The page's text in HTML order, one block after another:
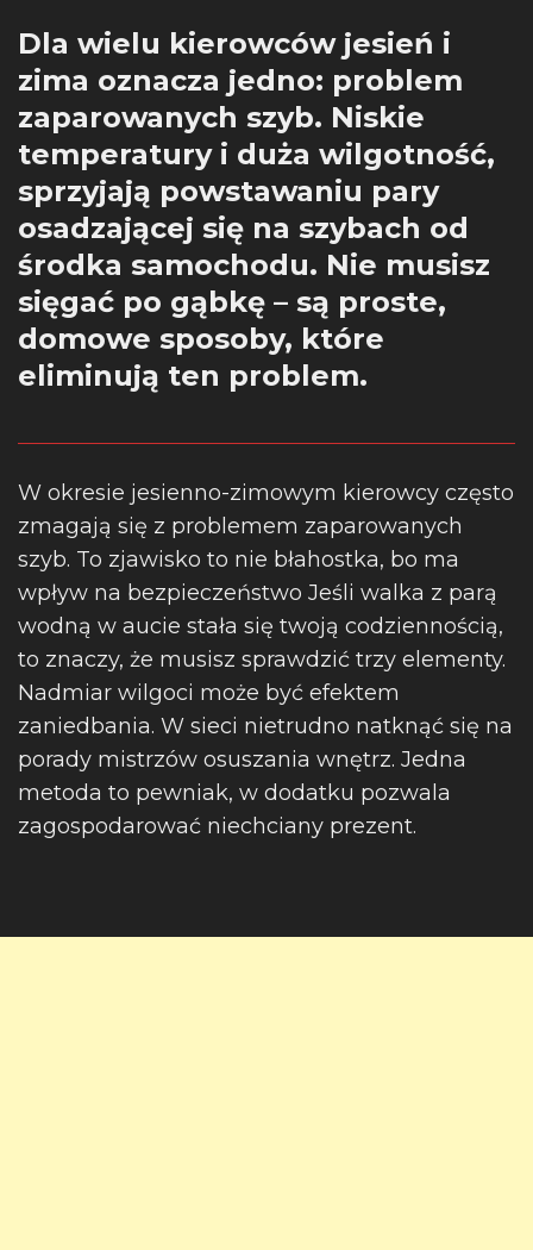
Dla wielu kierowców jesień i
zima oznacza jedno: problem
zaparowanych szyb. Niskie
temperatury i duża wilgotność,
sprzyjają powstawaniu pary
osadzającej się na szybach od
środka samochodu. Nie musisz
sięgać po gąbkę – są proste,
domowe sposoby, które
eliminują ten problem.
W okresie jesienno-zimowym kierowcy często
zmagają się z problemem zaparowanych
szyb. To zjawisko to nie błahostka, bo ma
wpływ na bezpieczeństwo Jeśli walka z parą
wodną w aucie stała się twoją codziennością,
to znaczy, że musisz sprawdzić trzy elementy.
Nadmiar wilgoci może być efektem
zaniedbania. W sieci nietrudno natknąć się na
porady mistrzów osuszania wnętrz. Jedna
metoda to pewniak, w dodatku pozwala
zagospodarować niechciany prezent.